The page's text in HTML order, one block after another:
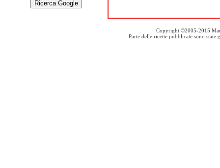
Copyright ©2005-2015
Parte delle ricette pubblicate sono state